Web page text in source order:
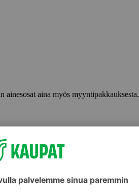
ainesosat aina myös myyntipakkauksesta.